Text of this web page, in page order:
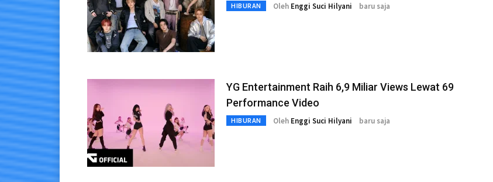
HIBURAN Oleh Enggi Suci Hilyani baru saja
YG Entertainment Raih 6,9 Miliar Views Lewat 69
Performance Video
HIBURAN Oleh Enggi Suci Hilyani baru saja